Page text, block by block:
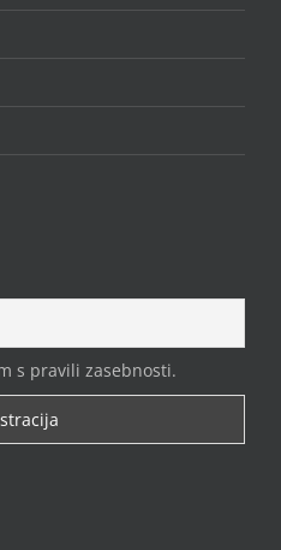
s pravili zasebnosti.